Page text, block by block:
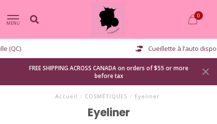
MENU
0
Cueillette à l’auto disponible
FREE SHIPPING ACROSS CANADA on orders of $55 or more
before tax
Accueil / COSMÉTIQUES / Eyeliner
Eyeliner